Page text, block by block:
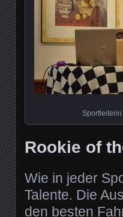
Rookie of
Wie in jeder
Talente. Die
den besten